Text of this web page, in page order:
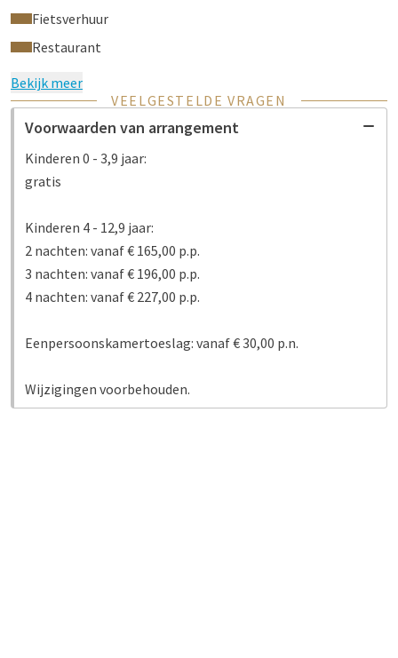
Fietsverhuur
Restaurant
Bekijk meer
VEELGESTELDE VRAGEN
Voorwaarden van arrangement
Kinderen 0 - 3,9 jaar:
gratis
Kinderen 4 - 12,9 jaar:
2 nachten: vanaf € 165,00 p.p.
3 nachten: vanaf € 196,00 p.p.
4 nachten: vanaf € 227,00 p.p.
Eenpersoonskamertoeslag: vanaf € 30,00 p.n.
Wijzigingen voorbehouden.